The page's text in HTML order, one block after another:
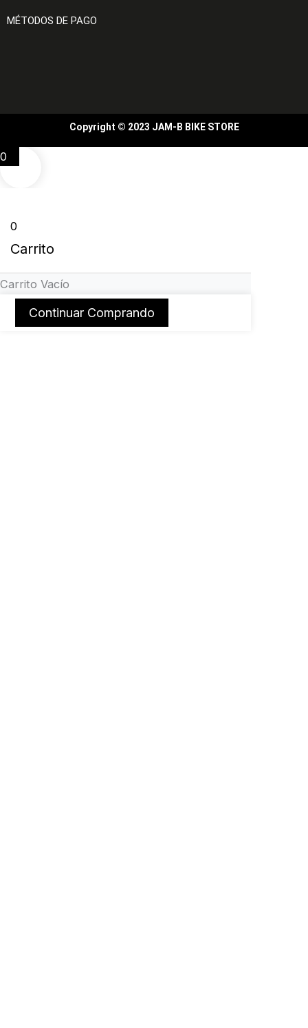
MÉTODOS DE PAGO
Copyright © 2023 JAM-B BIKE STORE
0
0
Carrito
Carrito Vacío
Continuar Comprando